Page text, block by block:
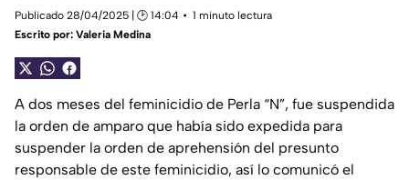
Publicado 28/04/2025 | 🕑 14:04
1 minuto lectura
Escrito por: Valeria Medina
A dos meses del feminicidio de Perla “N”, fue suspendida
la orden de amparo que había sido expedida para
suspender la orden de aprehensión del presunto
responsable de este feminicidio, así lo comunicó el